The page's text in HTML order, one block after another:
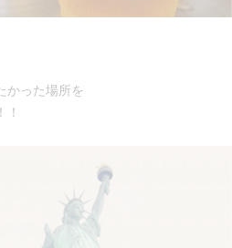
かった場所を
！